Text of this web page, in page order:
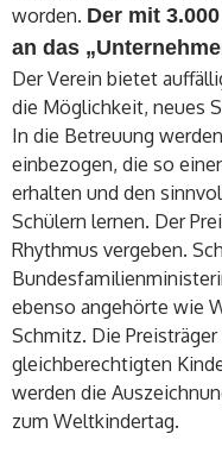
worden. Der mit
an das
Der Verein bietet
die Möglichkeit, neues
In die Betreuung
einbezogen, die so
erhalten und den
Schülern lernen. Der
Rhythmus vergeben.
ebenso angehörte wie
Schmitz. Die
gleichberechtigten
werden die
zum Weltkindertag.